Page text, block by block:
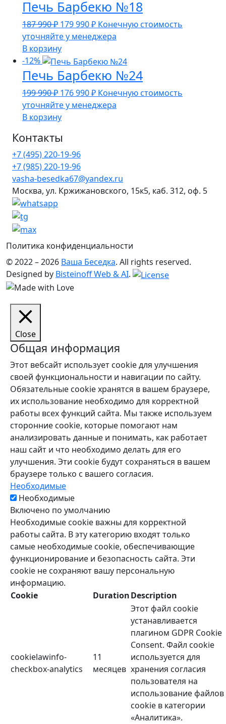
990 ₽.
Печь Барбекю №18
187 990₽ Первоначальная
цена
составляла
187
990 ₽.
179 990₽Текущая
цена:
990 ₽.
Конечную стоимость
уточняйте у менеджера
В корзину
-12%
Печь Барбекю №24
199 990₽ Первоначальная
цена
составляла
990 ₽.
176 990₽Текущая
цена:
Конечную стоимость
уточняйте у менеджера
В корзину
Контакты
+7 (495) 220-19-96
+7 (985) 220-19-96
vasha-besedka67@yandex.ru
Москва, ул. Кржижановского, 15к5, каб. 312, оф. 5
Политика конфиденциальности
© 2022 – 2026 Ваша Беседка. All rights reserved.
Designed by Bisteinoff Web & AI.
Close
Общая информация
Этот вебсайт использует cookie для улучшения
своей функциональности и навигации по сайту.
Обязательные cookie хранятся в вашем браузере,
их использование необходимо для корректной
работы всех функций сайта. Мы также используем
сторонние cookie, которые помогают нам
анализировать данные и понимать, как работает
наш сайт и что необходимо делать для его
улучшения. Эти cookie будут сохраняться в вашем
браузере только с вашего согласия.
Необходимые
Необходимые
Включено по умолчанию
Необходимые cookie важны для корректной
работы сайта. В эту категорию входят только
самые необходимые cookie, обеспечивающие
функционирование и безопасность сайта. Эти
cookie не сохраняют вашу персональную
информацию.
Cookie
DurationDescription
cookielawinfo-
checkbox-analytics
11
месяцев
Этот файл cookie
устанавливается
плагином GDPR Cookie
Consent. Файл cookie
используется для
хранения согласия
пользователя на
использование файлов
cookie в категории
«Аналитика».